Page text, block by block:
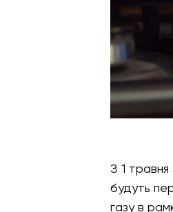
З 1 травня
будуть
газу в